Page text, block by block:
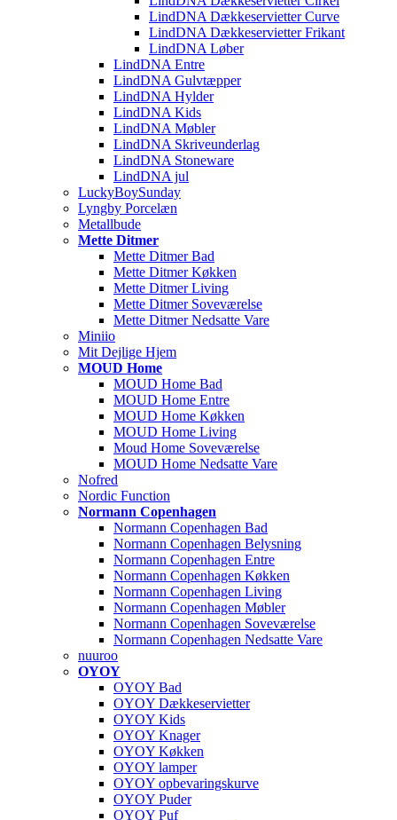
LindDNA Dækkeservietter Curve
LindDNA Dækkeservietter Frikant
LindDNA Løber
LindDNA Entre
LindDNA Gulvtæpper
LindDNA Hylder
LindDNA Kids
LindDNA Møbler
LindDNA Skriveunderlag
LindDNA Stoneware
LindDNA jul
LuckyBoySunday
Lyngby Porcelæn
Metallbude
Mette Ditmer
Mette Ditmer Bad
Mette Ditmer Køkken
Mette Ditmer Living
Mette Ditmer Soveværelse
Mette Ditmer Nedsatte Vare
Miniio
Mit Dejlige Hjem
MOUD Home
MOUD Home Bad
MOUD Home Entre
MOUD Home Køkken
MOUD Home Living
Moud Home Soveværelse
MOUD Home Nedsatte Vare
Nofred
Nordic Function
Normann Copenhagen
Normann Copenhagen Bad
Normann Copenhagen Belysning
Normann Copenhagen Entre
Normann Copenhagen Køkken
Normann Copenhagen Living
Normann Copenhagen Møbler
Normann Copenhagen Soveværelse
Normann Copenhagen Nedsatte Vare
nuuroo
OYOY
OYOY Bad
OYOY Dækkeservietter
OYOY Kids
OYOY Knager
OYOY Køkken
OYOY lamper
OYOY opbevaringskurve
OYOY Puder
OYOY Puf